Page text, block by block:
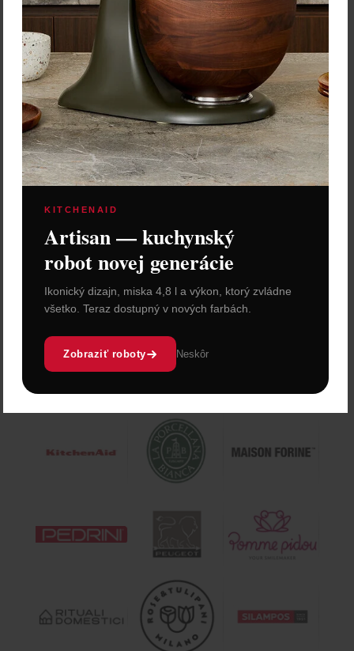
THUN Figúrka "Medvedíci
Blíženci" – 7,3 x 5,6 x 6,5
cm
23,60 €
Zľava:-30 %
Cena: 16,52 €s DPH
Skladom 5 ks
Vložiť do košíka
KITCHENAID
Artisan — kuchynský
robot novej generácie
Ikonický dizajn, miska 4,8 l a výkon, ktorý zvládne
všetko. Teraz dostupný v nových farbách.
Zobraziť roboty Neskôr